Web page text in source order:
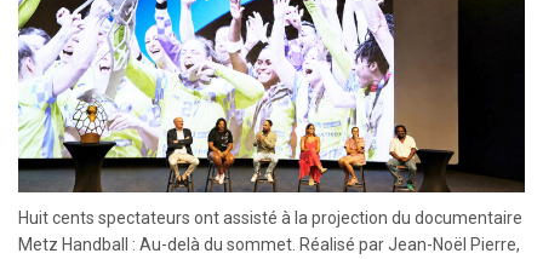
Huit cents spectateurs ont assisté à la projection du documentaire
Metz Handball : Au-delà du sommet. Réalisé par Jean-Noël Pierre,